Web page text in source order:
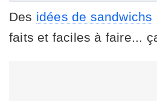
Des idées de sandwichs
faits et faciles à faire...